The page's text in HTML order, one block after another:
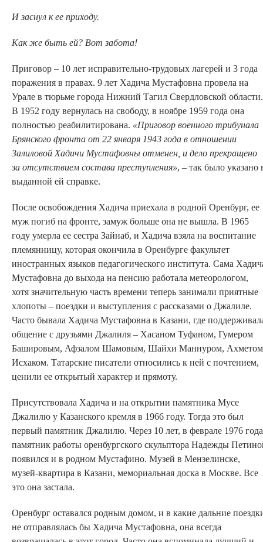
И заснул к ее приходу.
Как же быть ей? Вот забота!
Приговор – 10 лет исправительно-трудовых лагерей и 3 года
поражения в правах. 9 лет Хадича Мустафовна провела на
Урале в тюрьме города Нижний Тагил Свердловской области.
В 1952 году вернулась на свободу, в ноябре 1959 года она
полностью реабилитирована. «Приговор военного трибунала
Брянского фронта от 22 января 1943 года в отношении
Залиловой Хадичи Мустафовны отменен, и дело прекращено
за отсутствием состава преступления», – так было указано
выданной ей справке.
После освобождения Хадича приехала в родной Оренбург, ее
муж погиб на фронте, замуж больше она не вышла. В 1965
году умерла ее сестра Зайнаб, и Хадича взяла на воспитание
племянницу, которая окончила в Оренбурге факультет
иностранных языков педагогического института. Сама
Мустафовна до выхода на пенсию работала метеорологом,
хотя значительную часть времени теперь занимали приятные
хлопоты – поездки и выступления с рассказами о Джалиле.
Часто бывала Хадича Мустафовна в Казани, где
общение с друзьями Джалиля – Хасаном Туфаном, Гумером
Башировым, Афзалом Шамовым, Шайхи Маннуром, Ахметом
Исхаком. Татарские писатели относились к ней с почтением,
ценили ее открытый характер и прямоту.
Присутствовала Хадича и на открытии памятника Мусе
Джалилю у Казанского кремля в 1966 году. Тогда это был
первый памятник Джалилю. Через 10 лет, в феврале 1976
памятник работы оренбургского скульптора Надежды
появился и в родном Мустафино. Музей в Мензелинске,
музей-квартира в Казани, мемориальная доска в Москве. Все
это она застала.
Оренбург оставался родным домом, и в какие дальние
не отправлялась бы Хадича Мустафовна, она всегда